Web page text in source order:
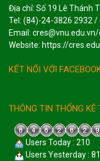
Địa chỉ: Số 19 Lê Thánh
Tel: (84)-24-3826 2932
Email:
Website: https://
KẾT NỐI VỚI
THÔNG TIN THỐNG KÊ
Users Today : 210
Users Yesterday :